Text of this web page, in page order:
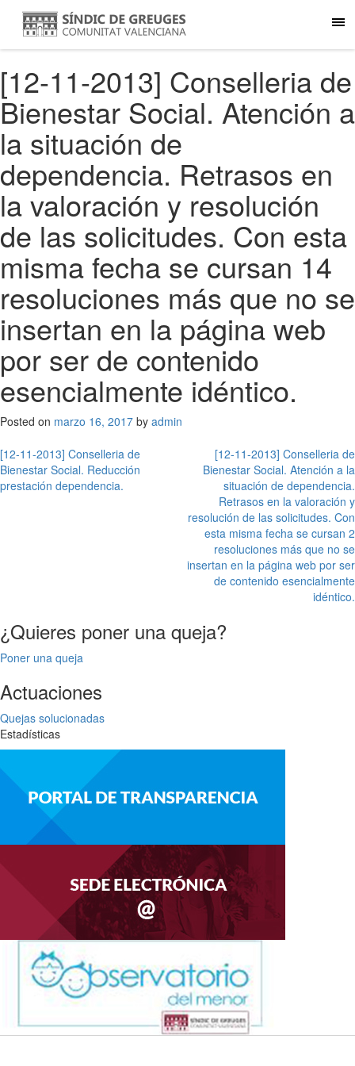
[12-11-2013] Conselleria de
Bienestar Social. Atención a
la situación de
dependencia. Retrasos en
la valoración y resolución
de las solicitudes. Con esta
misma fecha se cursan 14
resoluciones más que no se
insertan en la página web
por ser de contenido
esencialmente idéntico.
Posted on marzo 16, 2017 by admin
Navegación
de
[12-11-2013] Conselleria de
Bienestar Social. Reducción
prestación dependencia.
[12-11-2013] Conselleria de
Bienestar Social. Atención a la
situación de dependencia.
Retrasos en la valoración y
resolución de las solicitudes. Con
esta misma fecha se cursan 2
resoluciones más que no se
insertan en la página web por ser
de contenido esencialmente
idéntico.
¿Quieres poner una queja?
Poner una queja
Actuaciones
Quejas solucionadas
Estadísticas